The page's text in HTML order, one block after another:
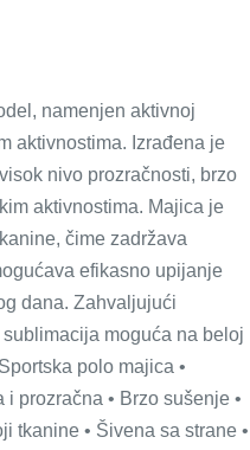
namenjen aktivnoj
aktivnostima. Izrađena je
nivo prozračnosti, brzo
aktivnostima. Majica je
čime zadržava
efikasno upijanje
dana. Zahvaljujući
moguća na beloj
polo majica •
prozračna • Brzo sušenje •
tkanine • Šivena sa strane •